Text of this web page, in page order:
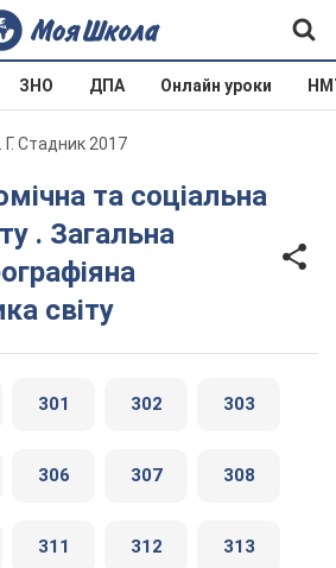
ЗНО ДПА Онлайн уроки
Г. Стадник 2017
. Загальна
світу
301 302 303
306 307 308
311 312 313